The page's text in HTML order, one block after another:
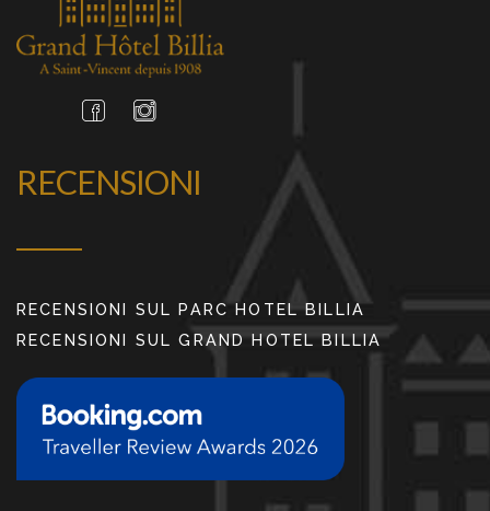
RECENSIONI
RECENSIONI SUL PARC HOTEL BILLIA
RECENSIONI SUL GRAND HOTEL BILLIA